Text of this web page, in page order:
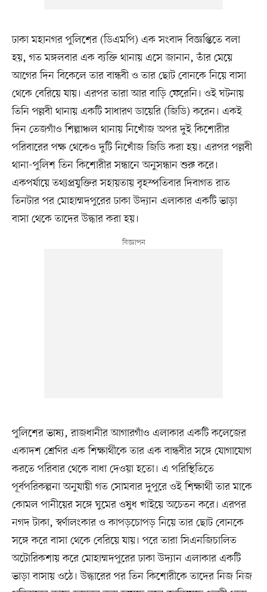
ঢাকা মহানগর পুলিশের (ডিএমপি) এক সংবাদ বিজ্ঞপ্তিতে বলা
হয়, গত মঙ্গলবার এক ব্যক্তি থানায় এসে জানান, তাঁর মেয়ে
আগের দিন বিকেলে তার বান্ধবী ও তার ছোট বোনকে নিয়ে বাসা
থেকে বেরিয়ে যায়। এরপর তারা আর বাড়ি ফেরেনি। ওই ঘটনায়
তিনি পল্লবী থানায় একটি সাধারণ ডায়েরি (জিডি) করেন। একই
দিন তেজগাঁও শিল্পাঞ্চল থানায় নিখোঁজ অপর দুই কিশোরীর
পরিবারের পক্ষ থেকেও দুটি নিখোঁজ জিডি করা হয়। এরপর পল্লবী
থানা-পুলিশ তিন কিশোরীর সন্ধানে অনুসন্ধান শুরু করে।
একপর্যায়ে তথ্যপ্রযুক্তির সহায়তায় বৃহস্পতিবার দিবাগত রাত
তিনটার পর মোহাম্মদপুরের ঢাকা উদ্যান এলাকার একটি ভাড়া
বাসা থেকে তাদের উদ্ধার করা হয়।
পুলিশের ভাষ্য, রাজধানীর আগারগাঁও এলাকার একটি কলেজের
একাদশ শ্রেণির এক শিক্ষার্থীকে তার এক বান্ধবীর সঙ্গে যোগাযোগ
করতে পরিবার থেকে বাধা দেওয়া হতো। এ পরিস্থিতিতে
পূর্বপরিকল্পনা অনুযায়ী গত সোমবার দুপুরে ওই শিক্ষার্থী তার মাকে
কোমল পানীয়ের সঙ্গে ঘুমের ওষুধ খাইয়ে অচেতন করে। এরপর
নগদ টাকা, স্বর্ণালংকার ও কাপড়চোপড় নিয়ে তার ছোট বোনকে
সঙ্গে করে বাসা থেকে বেরিয়ে যায়। পরে তারা সিএনজিচালিত
অটোরিকশায় করে মোহাম্মদপুরের ঢাকা উদ্যান এলাকার একটি
ভাড়া বাসায় ওঠে। উদ্ধারের পর তিন কিশোরীকে তাদের নিজ নিজ